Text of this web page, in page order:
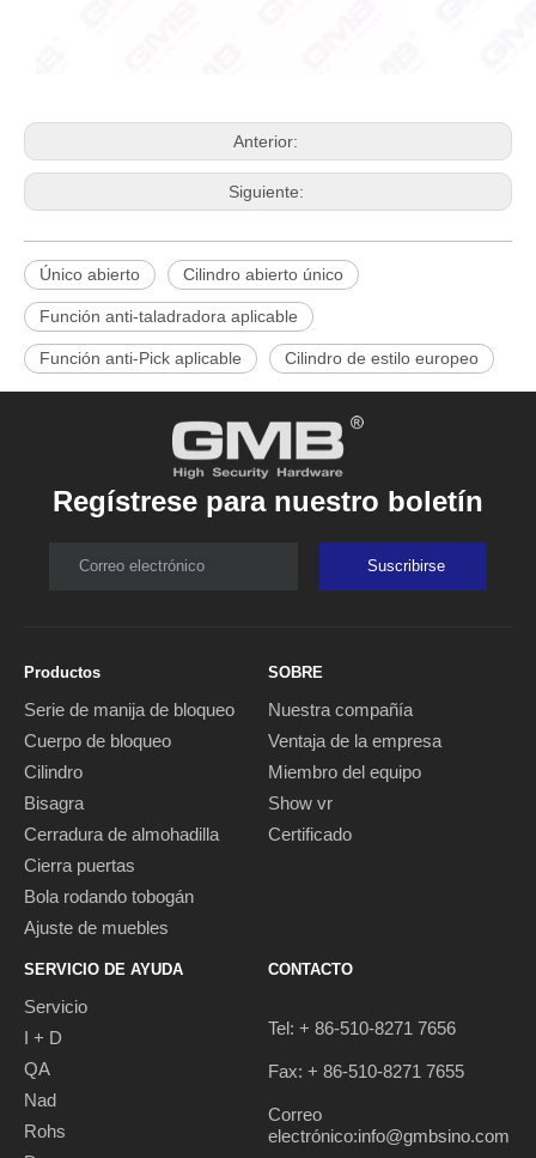
Anterior:
Siguiente:
Único abierto Cilindro abierto único
Función anti-taladradora aplicable
Función anti-Pick aplicable Cilindro de estilo europeo
Regístrese para nuestro boletín
Correo electrónico Suscribirse
Productos
Serie de manija de bloqueo
Cuerpo de bloqueo
Cilindro
Bisagra
Cerradura de almohadilla
Cierra puertas
Bola rodando tobogán
Ajuste de muebles
SOBRE
Nuestra compañía
Ventaja de la empresa
Miembro del equipo
Show vr
Certificado
SERVICIO DE AYUDA
Servicio
I + D
QA
Nad
Rohs
CONTACTO
Tel: + 86-510-8271 7656
Fax: + 86-510-8271 7655
Correo
electrónico:info@gmbsino.com